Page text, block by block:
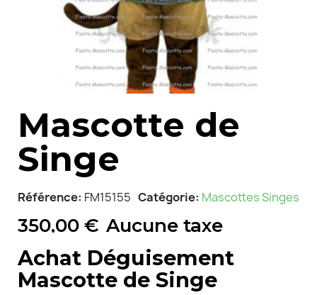
Mascotte de
Singe
Référence FM15155 Catégorie Mascottes Singes
350,00 € Aucune taxe
Achat Déguisement
Mascotte de Singe